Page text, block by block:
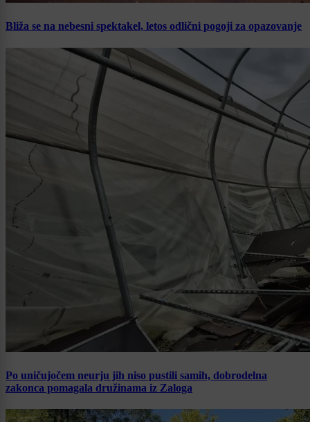
Bliža se na nebesni spektakel, letos odlični pogoji za opazovanje
Po uničujočem neurju jih niso pustili samih, dobrodelna
zakonca pomagala družinama iz Zaloga